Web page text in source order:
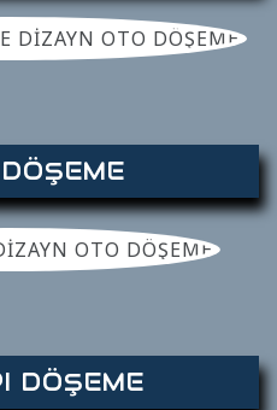
DÖŞEME